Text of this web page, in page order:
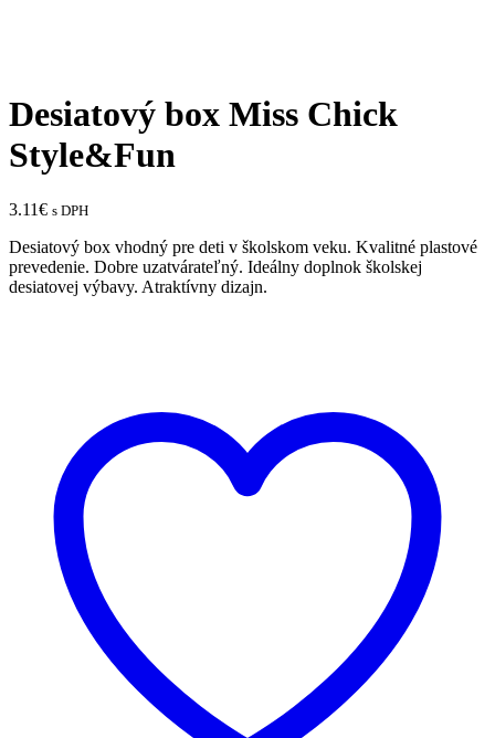
Desiatový box Miss Chick
Style&Fun
3.11€ s DPH
Desiatový box vhodný pre deti v školskom veku. Kvalitné plastové
prevedenie. Dobre uzatvárateľný. Ideálny doplnok školskej
desiatovej výbavy. Atraktívny dizajn.